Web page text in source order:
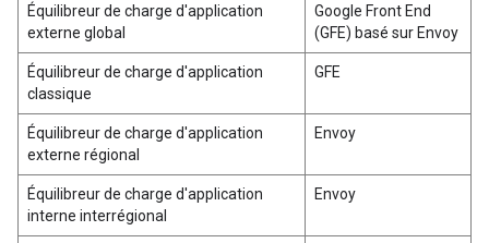
Équilibreur de charge d'application
externe global
Google Front End
(GFE) basé sur Envoy
Équilibreur de charge d'application
classique
GFE
Équilibreur de charge d'application
externe régional
Envoy
Équilibreur de charge d'application
interne interrégional
Envoy